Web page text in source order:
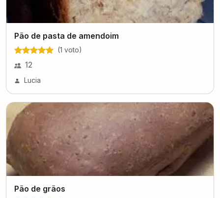
Pão de pasta de amendoim
(1 voto)
12
Lucia
Pão de grãos